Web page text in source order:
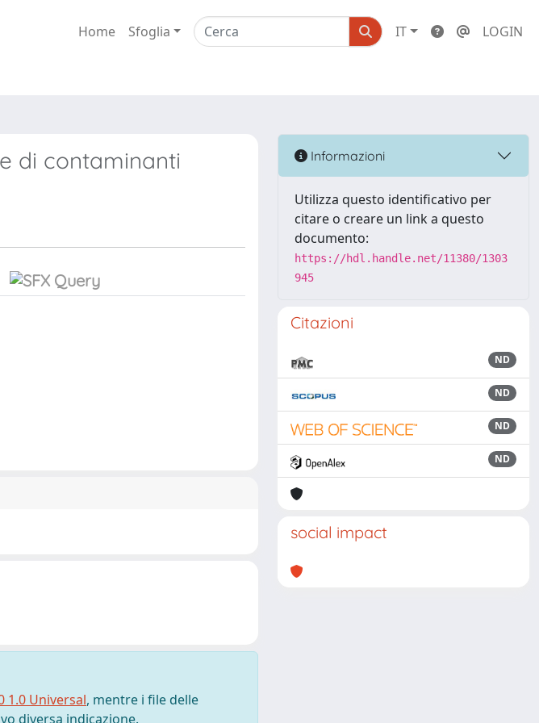
Home Sfoglia IT LOGIN
di contaminanti
1.0 Universal, mentre i file delle
diversa indicazione.
Informazioni
Utilizza questo identificativo per
citare o creare un link a questo
documento:
https://hdl.handle.net/11380/1303
945
Citazioni
ND
ND
ND
ND
social impact